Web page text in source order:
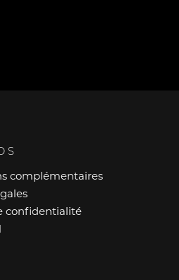
complémentaires
confidentialité